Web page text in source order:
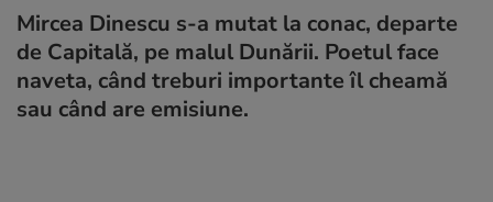
Mircea Dinescu s-a mutat la conac, departe
de Capitală, pe malul Dunării. Poetul face
naveta, când treburi importante îl cheamă
sau când are emisiune.